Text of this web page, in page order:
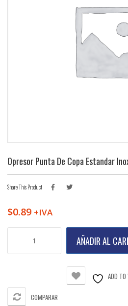
Opresor Punta De Copa Estandar
Share This Product
$0.89 +IVA
#4-
40
AÑADIR AL
ADD
COMPARAR